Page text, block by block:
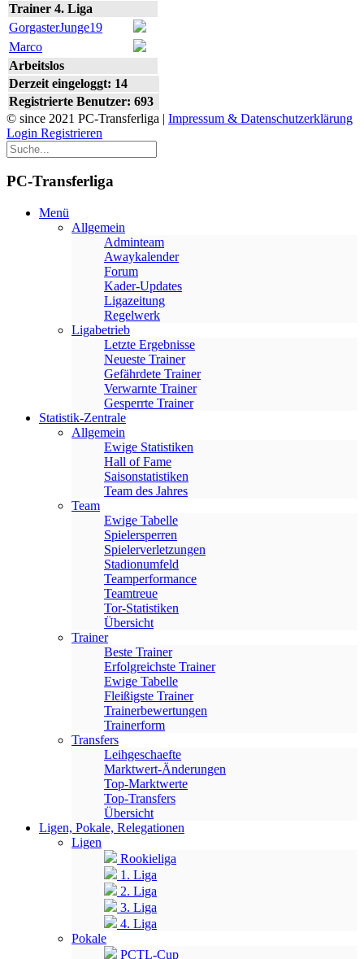
Trainer 4. Liga
GorgasterJunge19
Marco
Arbeitslos
Derzeit eingeloggt: 14
Registrierte Benutzer: 693
© since 2021 PC-Transferliga | Impressum & Datenschutzerklärung
Login Registrieren
PC-Transferliga
Menü
Allgemein
Adminteam
Awaykalender
Forum
Kader-Updates
Ligazeitung
Regelwerk
Ligabetrieb
Letzte Ergebnisse
Neueste Trainer
Gefährdete Trainer
Verwarnte Trainer
Gesperrte Trainer
Statistik-Zentrale
Allgemein
Ewige Statistiken
Hall of Fame
Saisonstatistiken
Team des Jahres
Team
Ewige Tabelle
Spielersperren
Spielerverletzungen
Stadionumfeld
Teamperformance
Teamtreue
Tor-Statistiken
Übersicht
Trainer
Beste Trainer
Erfolgreichste Trainer
Ewige Tabelle
Fleißigste Trainer
Trainerbewertungen
Trainerform
Transfers
Leihgeschaefte
Marktwert-Änderungen
Top-Marktwerte
Top-Transfers
Übersicht
Ligen, Pokale, Relegationen
Ligen
Rookieliga
1. Liga
2. Liga
3. Liga
4. Liga
Pokale
PCTL-Cup